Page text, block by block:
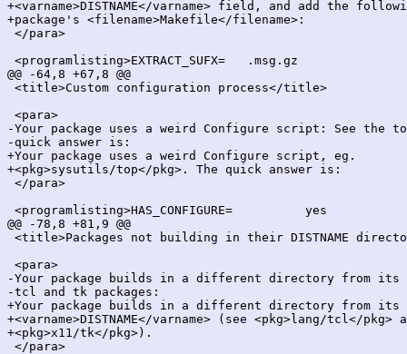
+<varname>DISTNAME</varname> field, and add the
+package's <filename>Makefile</filename>:
</para>
<programlisting>EXTRACT_SUFX=   .msg.gz
@@ -64,8 +67,8 @@
<title>Custom configuration process</title>
<para>
-Your package uses a weird Configure script: See the
-quick answer is:
+Your package uses a weird Configure script, eg.
+<pkg>sysutils/top</pkg>. The quick answer is:
</para>
<programlisting>HAS_CONFIGURE=          yes
@@ -78,8 +81,9 @@
<title>Packages not building in their DISTNAME
<para>
-Your package builds in a different directory from its
-tcl and tk packages:
+Your package builds in a different directory from its
+<varname>DISTNAME</varname> (see <pkg>lang/tcl</pkg>
+<pkg>x11/tk</pkg>).
</para>